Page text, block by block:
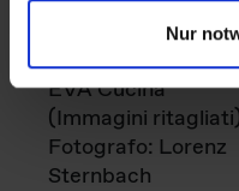
Nur
EVA Cucina
(Immagini
Fotografo: Lorenz
Sternbach